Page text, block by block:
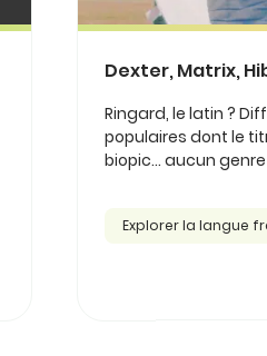
Dexter, Matrix,
Ringard, le latin ?
populaires dont le
biopic… aucun
Explorer la langue